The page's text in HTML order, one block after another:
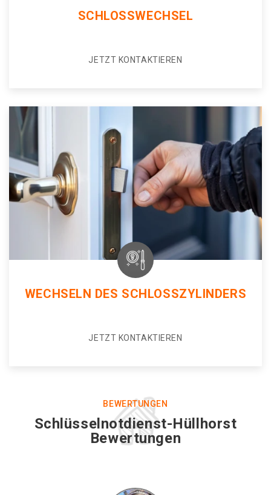
SCHLOSSWECHSEL
JETZT KONTAKTIEREN
WECHSELN DES SCHLOSSZYLINDERS
JETZT KONTAKTIEREN
BEWERTUNGEN
Schlüsselnotdienst-Hüllhorst
Bewertungen